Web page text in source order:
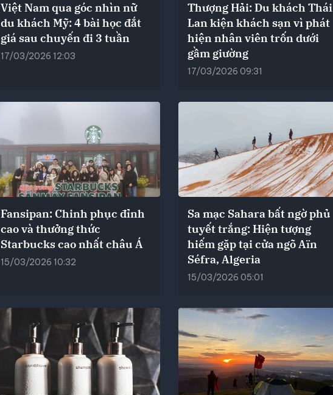
Việt Nam qua góc nhìn nữ
du khách Mỹ: 4 bài học đắt
giá sau chuyến đi 3 tuần
17/03/2026 12:03
Thượng Hải: Du khách Thái
Lan kiện khách sạn vì phát
hiện nhân viên trốn dưới
gầm giường
17/03/2026 09:31
Fansipan: Chinh phục đỉnh
cao và thưởng thức
Starbucks cao nhất châu Á
15/03/2026 10:32
Sa mạc Sahara bất ngờ phủ
tuyết trắng: Hiện tượng
hiếm gặp tại cửa ngõ Aïn
Séfra, Algeria
15/03/2026 05:01